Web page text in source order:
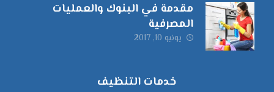
مقدمة في البنوك والعمليات
المصرفية
يونيو 10, 2017
خدمات التنظيف